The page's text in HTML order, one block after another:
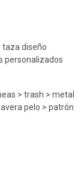
taza diseño
personalizados
> trash > metal
pelo > patrón